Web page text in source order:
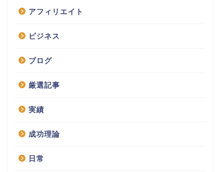
アフィリエイト
ビジネス
ブログ
厳選記事
実績
成功理論
日常